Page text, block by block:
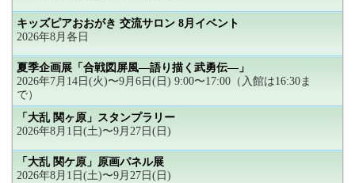
キッズピアおおがき 交流サロン 8月イベント
2026年8月各日
夏季企画展「合戦図屏風―語り描く武勇伝―」
2026年7月14日(火)〜9月6日(日) 9:00〜17:00（入館は16:30ま
で）
「大乱 関ヶ原」スタンプラリー
2026年8月1日(土)〜9月27日(日)
「大乱 関ケ原」原画パネル展
2026年8月1日(土)〜9月27日(日)